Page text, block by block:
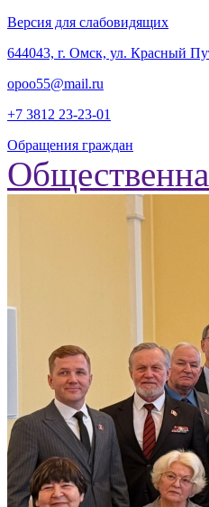
Версия для слабовидящих
‎644043, г. Омск, ул. Красный
opoo55@mail.ru
+7 3812 23-23-01
Обращения граждан